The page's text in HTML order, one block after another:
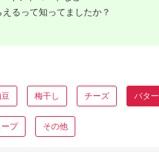
るって知ってましたか？
梅干し チーズ バター
ープ その他